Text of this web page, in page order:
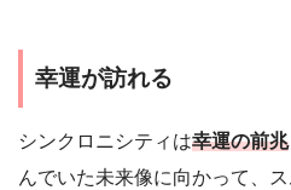
幸運が訪れる
シンクロニシティは幸運の前兆
んでいた未来像に向かって、